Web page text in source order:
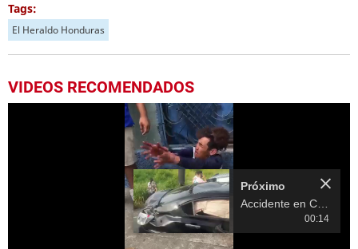
Tags:
El Heraldo Honduras
VIDEOS RECOMENDADOS
Próximo
00:14